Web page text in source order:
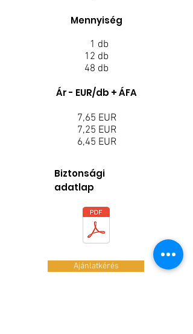
Mennyiség
1 db
12 db
48 db
Ár - EUR/db + ÁFA
7,65 EUR
7,25 EUR
6,45 EUR
Biztonsági
adatlap
Ajánlatkérés